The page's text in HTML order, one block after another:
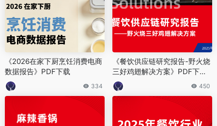
《2026在家下厨烹饪消费电商
数据报告》PDF下载
334
《餐饮供应链研究报告-野火烧
三好鸡翅解决方案》PDF下载
（免费）
450